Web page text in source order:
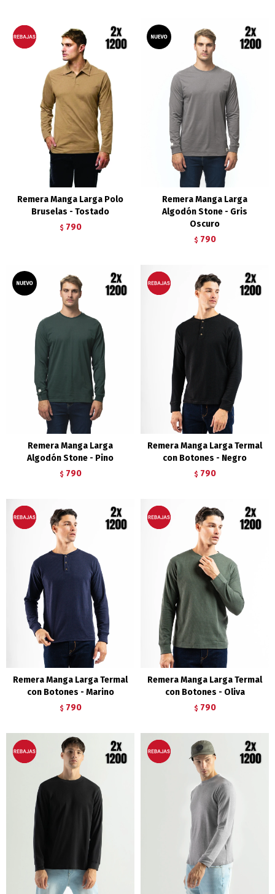
Remera Manga Larga Polo
Bruselas - Tostado
$ 790
Remera Manga Larga
Algodón Stone - Gris
Oscuro
$ 790
Remera Manga Larga
Algodón Stone - Pino
$ 790
Remera Manga Larga Termal
con Botones - Negro
$ 790
Remera Manga Larga Termal
con Botones - Marino
$ 790
Remera Manga Larga Termal
con Botones - Oliva
$ 790